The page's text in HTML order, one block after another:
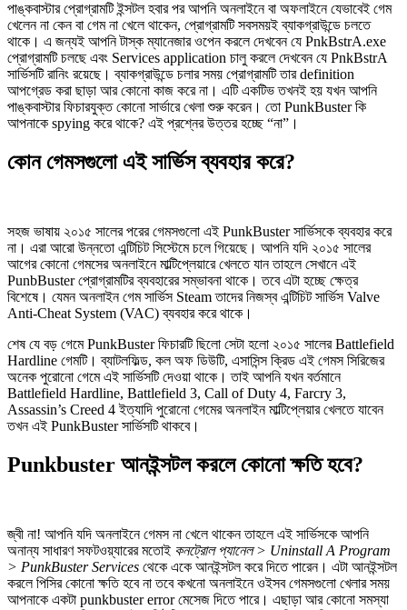
পাঙ্কবাস্টার প্রোগ্রামটি ইন্সটল হবার পর আপনি অনলাইনে বা অফলাইনে যেভাবেই গেম
খেলেন না কেন বা গেম না খেলে থাকেন, প্রোগ্রামটি সবসময়ই ব্যাকগ্রাউন্ডে চলতে
থাকে। এ জন্যই আপনি টাস্ক ম্যানেজার ওপেন করলে দেখবেন যে PnkBstrA.exe
প্রোগ্রামটি চলছে এবং Services application চালু করলে দেখবেন যে PnkBstrA
সার্ভিসটি রানিং রয়েছে। ব্যাকগ্রাউন্ডে চলার সময় প্রোগ্রামটি তার definition
আপগ্রেড করা ছাড়া আর কোনো কাজ করে না। এটি একটিভ তখনই হয় যখন আপনি
পাঙ্কবাস্টার ফিচারযুক্ত কোনো সার্ভারে খেলা শুরু করেন। তো PunkBuster কি
আপনাকে spying করে থাকে? এই প্রশ্নের উত্তর হচ্ছে “না”।
কোন গেমসগুলো এই সার্ভিস ব্যবহার করে?
সহজ ভাষায় ২০১৫ সালের পরের গেমসগুলো এই PunkBuster সার্ভিসকে ব্যবহার করে
না। এরা আরো উন্নতো এন্টিচিট সিস্টেমে চলে গিয়েছে। আপনি যদি ২০১৫ সালের
আগের কোনো গেমসের অনলাইনে মাল্টিপ্লেয়ারে খেলতে যান তাহলে সেখানে এই
PunbBuster প্রোগ্রামটির ব্যবহারের সম্ভাবনা থাকে। তবে এটা হচ্ছে ক্ষেত্র
বিশেষে। যেমন অনলাইন গেম সার্ভিস Steam তাদের নিজস্ব এন্টিচিট সার্ভিস Valve
Anti-Cheat System (VAC) ব্যবহার করে থাকে।
শেষ যে বড় গেমে PunkBuster ফিচারটি ছিলো সেটা হলো ২০১৫ সালের Battlefield
Hardline গেমটি। ব্যাটলফিল্ড, কল অফ ডিউটি, এসাসিন্স ক্রিড এই গেমস সিরিজের
অনেক পুরোনো গেমে এই সার্ভিসটি দেওয়া থাকে। তাই আপনি যখন বর্তমানে
Battlefield Hardline, Battlefield 3, Call of Duty 4, Farcry 3,
Assassin’s Creed 4 ইত্যাদি পুরোনো গেমের অনলাইন মাল্টিপ্লেয়ার খেলতে যাবেন
তখন এই PunkBuster সার্ভিসটি থাকবে।
Punkbuster আনইন্সটল করলে কোনো ক্ষতি হবে?
জ্বী না! আপনি যদি অনলাইনে গেমস না খেলে থাকেন তাহলে এই সার্ভিসকে আপনি
অনান্য সাধারণ সফটওয়্যারের মতোই কনট্রোল প্যানেল > Uninstall A Program
> PunkBuster Services থেকে একে আনইন্সটল করে দিতে পারেন। এটা আনইন্সটল
করলে পিসির কোনো ক্ষতি হবে না তবে কখনো অনলাইনে ওইসব গেমসগুলো খেলার সময়
আপনাকে একটা punkbuster error মেসেজ দিতে পারে। এছাড়া আর কোনো সমস্যা